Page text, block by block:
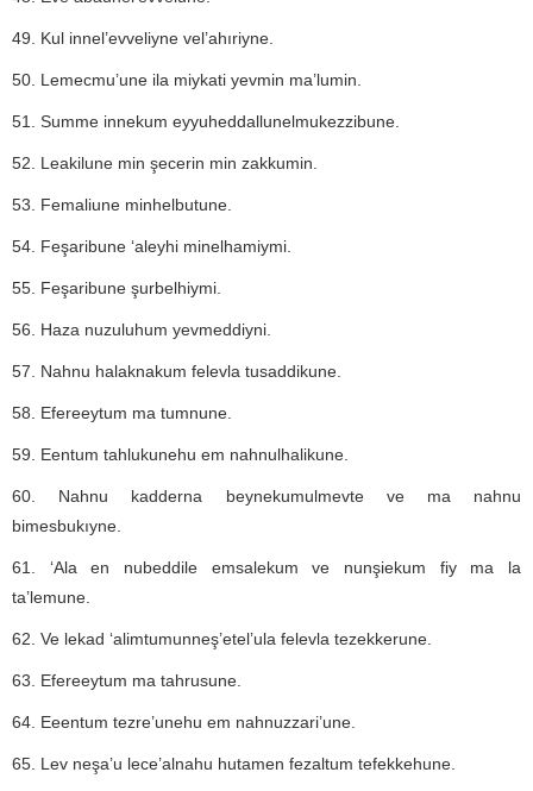
49. Kul innel’evveliyne vel’ahıriyne.
50. Lemecmu’une ila miykati yevmin ma’lumin.
51. Summe innekum eyyuheddallunelmukezzibune.
52. Leakilune min şecerin min zakkumin.
53. Femaliune minhelbutune.
54. Feşaribune ‘aleyhi minelhamiymi.
55. Feşaribune şurbelhiymi.
56. Haza nuzuluhum yevmeddiyni.
57. Nahnu halaknakum felevla tusaddikune.
58. Efereeytum ma tumnune.
59. Eentum tahlukunehu em nahnulhalikune.
60. Nahnu kadderna beynekumulmevte ve ma nahnu
bimesbukıyne.
61. ‘Ala en nubeddile emsalekum ve nunşiekum fiy ma la
ta’lemune.
62. Ve lekad ‘alimtumunneş’etel’ula felevla tezekkerune.
63. Efereeytum ma tahrusune.
64. Eeentum tezre’unehu em nahnuzzari’une.
65. Lev neşa’u lece’alnahu hutamen fezaltum tefekkehune.